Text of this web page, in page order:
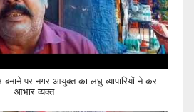
पर नगर आयुक्त का लघु व्यापारियों ने कर
आभार व्यक्त